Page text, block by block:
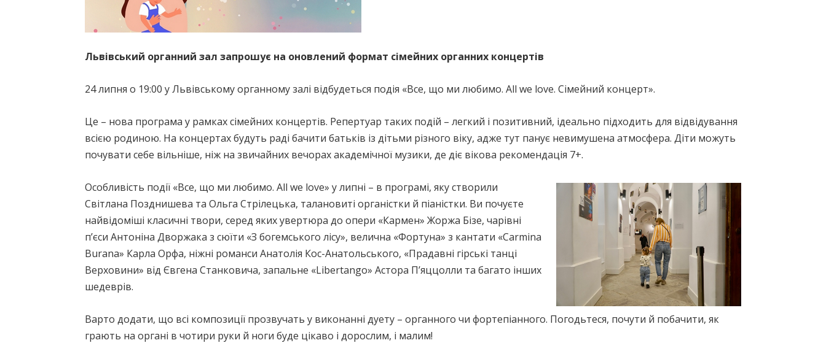
Львівський органний зал запрошує на оновлений формат сімейних органних концертів
24 липня о 19:00 у Львівському органному залі відбудеться подія «Все, що ми любимо. All we love. Сімейний концерт».
Це – нова програма у рамках сімейних концертів. Репертуар таких подій – легкий і позитивний, ідеально підходить для відвідування
всією родиною. На концертах будуть раді бачити батьків із дітьми різного віку, адже тут панує невимушена атмосфера. Діти можуть
почувати себе вільніше, ніж на звичайних вечорах академічної музики, де діє вікова рекомендація 7+.
Особливість події «Все, що ми любимо. All we love» у липні – в програмі, яку створили
Світлана Позднишева та Ольга Стрілецька, талановиті органістки й піаністки. Ви почуєте
найвідоміші класичні твори, серед яких увертюра до опери «Кармен» Жоржа Бізе, чарівні
п’єси Антоніна Дворжака з сюїти «З богемського лісу», велична «Фортуна» з кантати «Carmina
Burana» Карла Орфа, ніжні романси Анатолія Кос-Анатольського, «Прадавні гірські танці
Верховини» від Євгена Станковича, запальне «Libertango» Астора П’яццолли та багато інших
шедеврів.
Варто додати, що всі композиції прозвучать у виконанні дуету – органного чи фортепіанного. Погодьтеся, почути й побачити, як
грають на органі в чотири руки й ноги буде цікаво і дорослим, і малим!